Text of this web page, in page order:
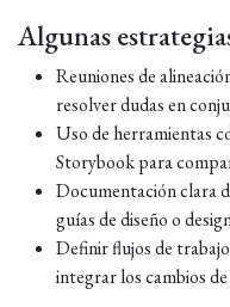
Algunas
Reuniones de
resolver dudas en
Uso de herramientas
Storybook para
Documentación clara
guías de diseño o
Definir flujos de
integrar los cambios